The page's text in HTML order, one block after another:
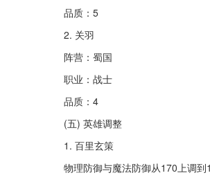
品质：5
2. 关羽
阵营：蜀国
职业：战士
品质：4
(五) 英雄调整
1. 百里玄策
物理防御与魔法防御从170上调到